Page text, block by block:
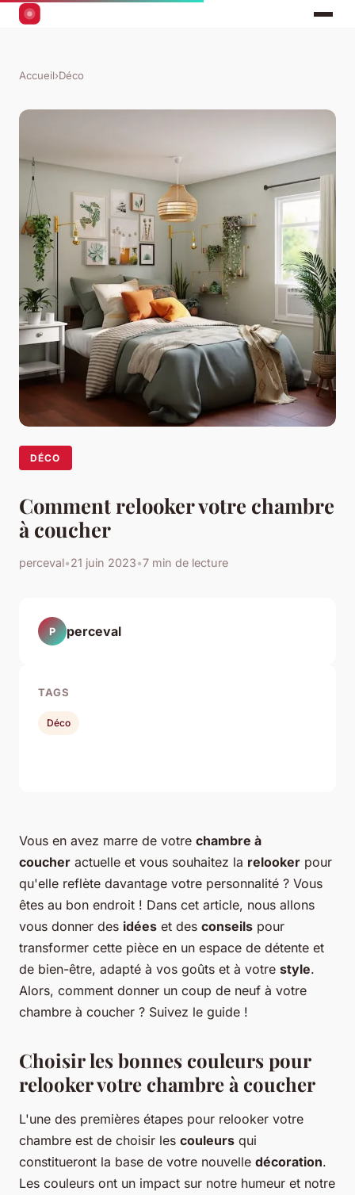
Accueil›Déco
DÉCO
Comment relooker votre chambre
à coucher
perceval•21 juin 2023•7 min de lecture
Vous en avez marre de votre chambre à
coucher actuelle et vous souhaitez la relooker pour
qu'elle reflète davantage votre personnalité ? Vous
êtes au bon endroit ! Dans cet article, nous allons
vous donner des idées et des conseils pour
transformer cette pièce en un espace de détente et
de bien-être, adapté à vos goûts et à votre style.
Alors, comment donner un coup de neuf à votre
chambre à coucher ? Suivez le guide !
Choisir les bonnes couleurs pour
relooker votre chambre à coucher
L'une des premières étapes pour relooker votre
chambre est de choisir les couleurs qui
constitueront la base de votre nouvelle décoration.
Les couleurs ont un impact sur notre humeur et notre
P perceval
TAGS
Déco